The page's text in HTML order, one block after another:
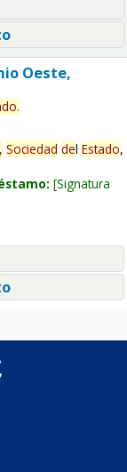
Oeste,
.
Sociedad del Estado,
Signatura